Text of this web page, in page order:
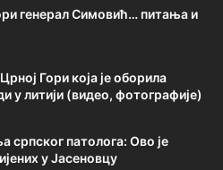
генерал Симовић… питања и
Гори која је оборила
у литији (видео, фотографије)
српског патолога: Ово је
у Јасеновцу